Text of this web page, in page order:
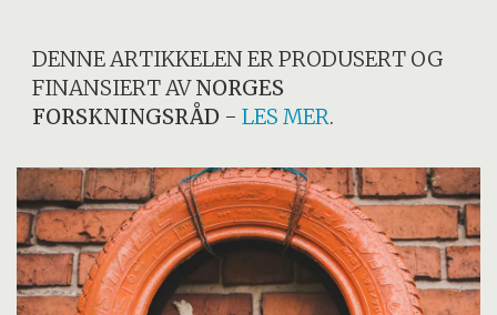
DENNE ARTIKKELEN ER PRODUSERT OG
FINANSIERT AVNORGES
FORSKNINGSRÅD -LES MER.